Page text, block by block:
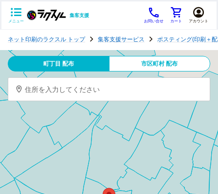
メニュー
集客支援
お問い合せ カート アカウント
テ
ン
グ
ネット印刷のラクスル トップ 集客支援サービス ポスティング(印刷＋
町丁目 配布 市区町村 配布
住所を入力してください